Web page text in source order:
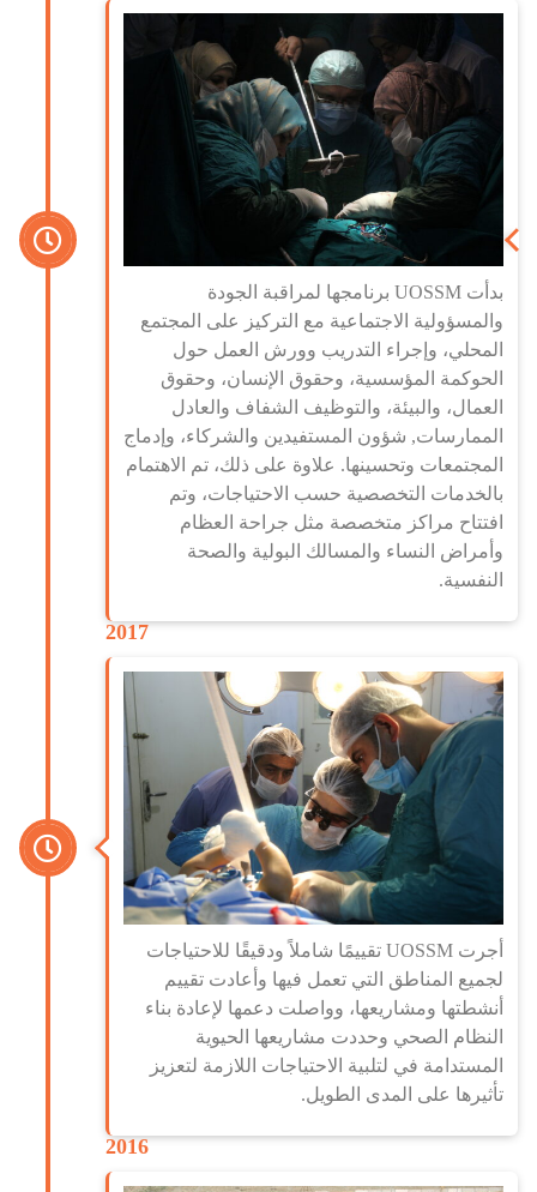
بدأت UOSSM برنامجها لمراقبة الجودة
والمسؤولية الاجتماعية مع التركيز على المجتمع
المحلي، وإجراء التدريب وورش العمل حول
الحوكمة المؤسسية، وحقوق الإنسان، وحقوق
العمال، والبيئة، والتوظيف الشفاف والعادل
الممارسات, شؤون المستفيدين والشركاء، وإدماج
المجتمعات وتحسينها. علاوة على ذلك، تم الاهتمام
بالخدمات التخصصية حسب الاحتياجات، وتم
افتتاح مراكز متخصصة مثل جراحة العظام
وأمراض النساء والمسالك البولية والصحة
النفسية.
2017
أجرت UOSSM تقييمًا شاملاً ودقيقًا للاحتياجات
لجميع المناطق التي تعمل فيها وأعادت تقييم
أنشطتها ومشاريعها، وواصلت دعمها لإعادة بناء
النظام الصحي وحددت مشاريعها الحيوية
المستدامة في لتلبية الاحتياجات اللازمة لتعزيز
تأثيرها على المدى الطويل.
2016